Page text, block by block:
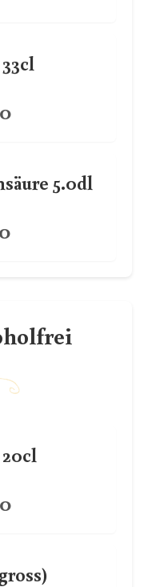
5.0dl